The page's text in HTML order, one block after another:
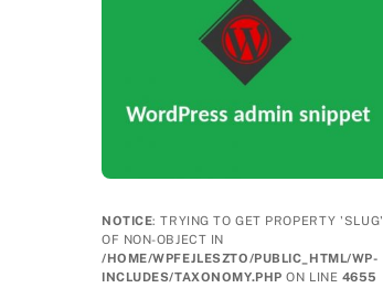
NOTICE: TRYING TO GET PROPERTY 'SLUG'
OF NON-OBJECT IN
/HOME/WPFEJLESZTO/PUBLIC_HTML/WP-
INCLUDES/TAXONOMY.PHP ON LINE 4655